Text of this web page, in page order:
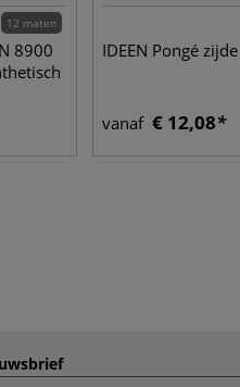
12 maten
8900
IDEEN Pongé zijde
vanaf € 12,08